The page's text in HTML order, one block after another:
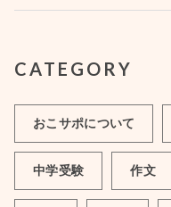
CATEGORY
おこサポについて
中学受験 作文